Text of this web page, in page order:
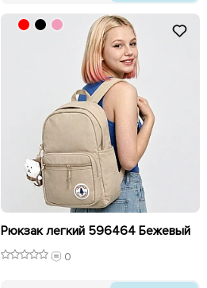
Рюкзак легкий 596464 Бежевый
0